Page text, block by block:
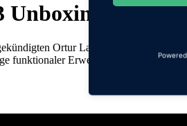
Unboxing und
OrturLaser Master 3.
funktionaler Erweiterungen.